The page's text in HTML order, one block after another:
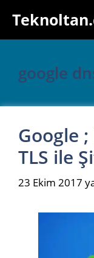
atla
google
Google ;
TLS ile
23 Ekim 2017